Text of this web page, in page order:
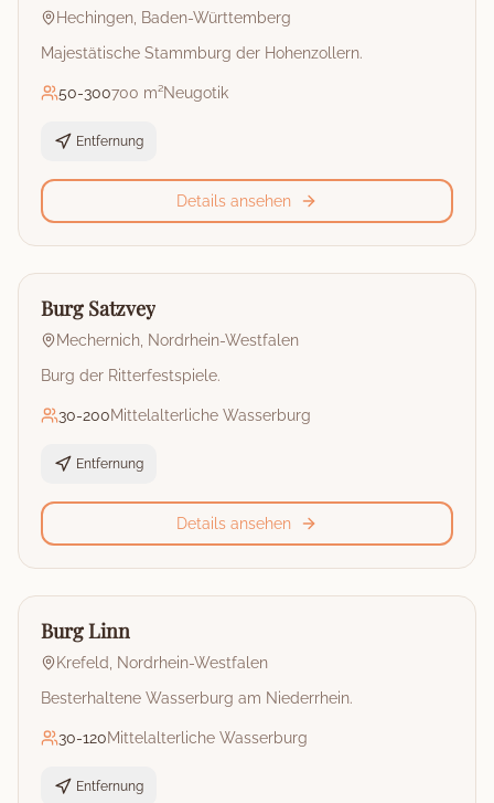
Hechingen Baden-Württemberg
Majestätische Stammburg der Hohenzollern.
50-300700 m²Neugotik
Entfernung
Details ansehen
🏰
Burg
Burg Satzvey
Mechernich Nordrhein-Westfalen
Burg der Ritterfestspiele.
30-200Mittelalterliche Wasserburg
Entfernung
Details ansehen
🏰
Burg
Burg Linn
Krefeld
Nordrhein-Westfalen
Besterhaltene Wasserburg am Niederrhein.
30-120Mittelalterliche Wasserburg
Entfernung